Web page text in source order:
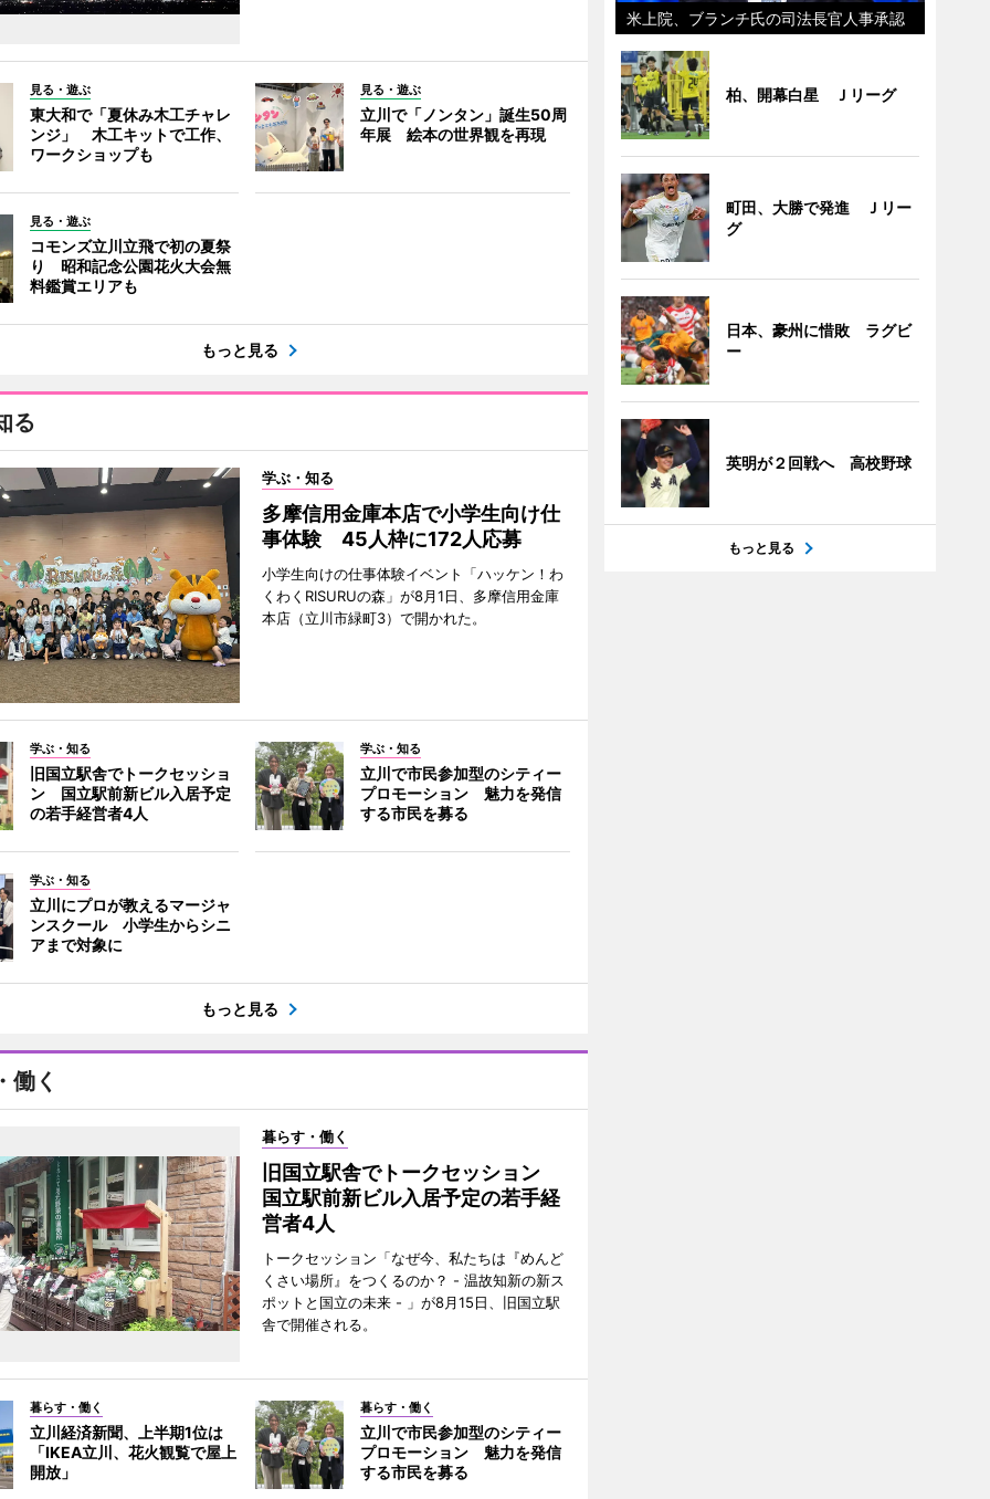
見る・遊ぶ
東大和で「夏休み木工チャレ
ンジ」 木工キットで工作、
ワークショップも
見る・遊ぶ
立川で「ノンタン」誕生50周
年展 絵本の世界観を再現
見る・遊ぶ
コモンズ立川立飛で初の夏祭
り 昭和記念公園花火大会無
料鑑賞エリアも
もっと見る
る
学ぶ・知る
多摩信用金庫本店で小学生向け仕
事体験 45人枠に172人応募
小学生向けの仕事体験イベント「ハッケン！わ
くわくRISURUの森」が8月1日、多摩信用金庫
本店（立川市緑町3）で開かれた。
学ぶ・知る
旧国立駅舎でトークセッショ
ン 国立駅前新ビル入居予定
の若手経営者4人
学ぶ・知る
立川で市民参加型のシティー
プロモーション 魅力を発信
する市民を募る
学ぶ・知る
立川にプロが教えるマージャ
ンスクール 小学生からシニ
アまで対象に
もっと見る
働く
暮らす・働く
旧国立駅舎でトークセッション
国立駅前新ビル入居予定の若手経
営者4人
トークセッション「なぜ今、私たちは『めんど
くさい場所』をつくるのか？ - 温故知新の新ス
ポットと国立の未来 - 」が8月15日、旧国立駅
舎で開催される。
暮らす・働く
立川経済新聞、上半期1位は
「IKEA立川、花火観覧で屋上
開放」
暮らす・働く
立川で市民参加型のシティー
プロモーション 魅力を発信
する市民を募る
米上院、ブランチ氏の司法長官人事承認
柏、開幕白星 Ｊリーグ
町田、大勝で発進 Ｊリー
グ
日本、豪州に惜敗 ラグビ
ー
英明が２回戦へ 高校野球
もっと見る